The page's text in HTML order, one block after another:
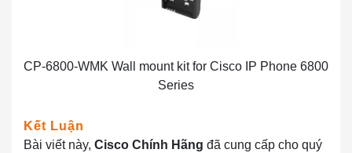
CP-6800-WMK Wall mount kit for Cisco IP Phone 6800
Series
Kết Luận
Bài viết này, Cisco Chính Hãng đã cung cấp cho quý